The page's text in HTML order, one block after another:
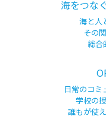
海をつな
海と人
その
総合
日常のコミ
学校の
誰もが使